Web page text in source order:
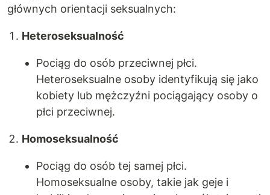
głównych orientacji seksualnych:
Heteroseksualność
Pociąg do osób przeciwnej płci.
Heteroseksualne osoby identyfikują się jako
kobiety lub mężczyźni pociągający osoby o
płci przeciwnej.
Homoseksualność
Pociąg do osób tej samej płci.
Homoseksualne osoby, takie jak geje i